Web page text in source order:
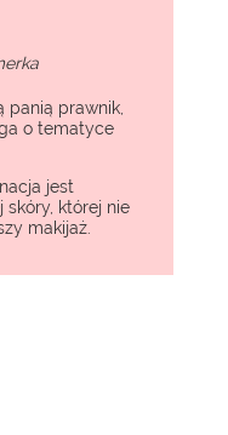
panią prawnik,
o tematyce
jest
skóry, której nie
makijaż.